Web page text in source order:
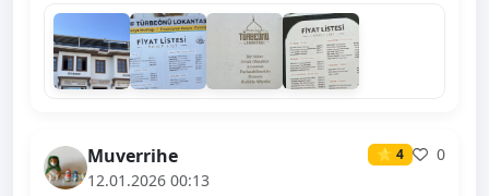
Muverrihe ⭐ 4
0
12.01.2026 00:13